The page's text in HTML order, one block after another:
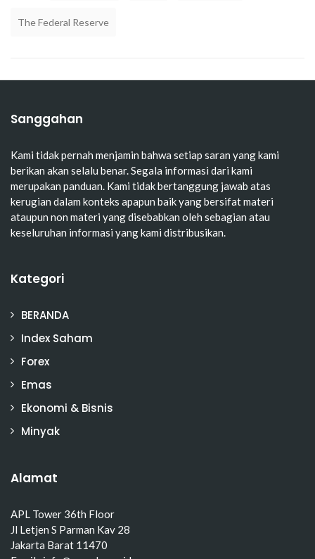
The Federal Reserve
Sanggahan
Kami tidak pernah menjamin bahwa setiap saran yang kami
berikan akan selalu benar. Segala informasi dari kami
merupakan panduan. Kami tidak bertanggung jawab atas
kerugian dalam konteks apapun baik yang bersifat materi
ataupun non materi yang disebabkan oleh sebagian atau
keseluruhan informasi yang kami distribusikan.
Kategori
BERANDA
Index Saham
Forex
Emas
Ekonomi & Bisnis
Minyak
Alamat
APL Tower 36th Floor
Jl Letjen S Parman Kav 28
Jakarta Barat 11470